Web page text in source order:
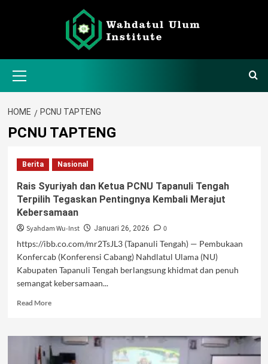
Menu
HOME PCNU TAPTENG
PCNU TAPTENG
Berita Nasional
Rais Syuriyah dan Ketua PCNU Tapanuli Tengah
Terpilih Tegaskan Pentingnya Kembali Merajut
Kebersamaan
Syahdam Wu-Inst Januari 26, 2026
0
https://ibb.co.com/mr2TsJL3 (Tapanuli Tengah) — Pembukaan
Konfercab (Konferensi Cabang) Nahdlatul Ulama (NU)
Kabupaten Tapanuli Tengah berlangsung khidmat dan penuh
semangat kebersamaan...
Read MoreRead
Rais
Syuriyah
dan